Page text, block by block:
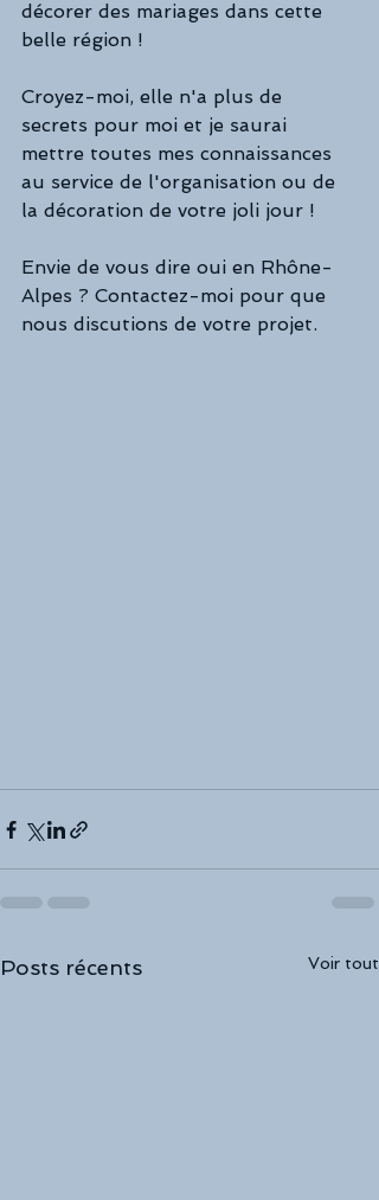
décorer des mariages dans cette
belle région !
Croyez-moi, elle n'a plus de
secrets pour moi et je saurai
mettre toutes mes connaissances
au service de l'organisation ou de
la décoration de votre joli jour !
Envie de vous dire oui en Rhône-
Alpes ? Contactez-moi pour que
nous discutions de votre projet.
Posts récents Voir tout